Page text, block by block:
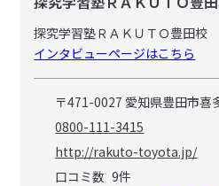
探究学習塾ＲＡＫＵＴＯ豊田校
インタビューページはこちら
〒471-0027 愛知県豊田市喜
0800-111-3415
http://rakuto-toyota.jp/
口コミ数 9件